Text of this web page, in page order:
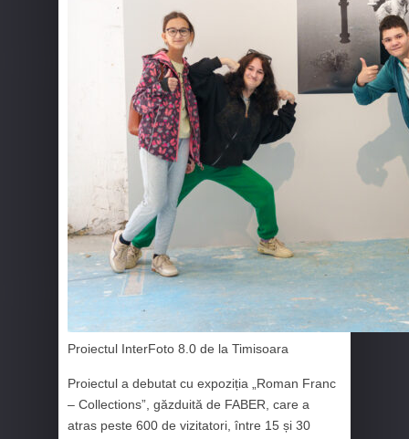
Proiectul InterFoto 8.0 de la Timisoara
Proiectul a debutat cu expoziția „Roman Franc
– Collections”, găzduită de FABER, care a
atras peste 600 de vizitatori, între 15 și 30